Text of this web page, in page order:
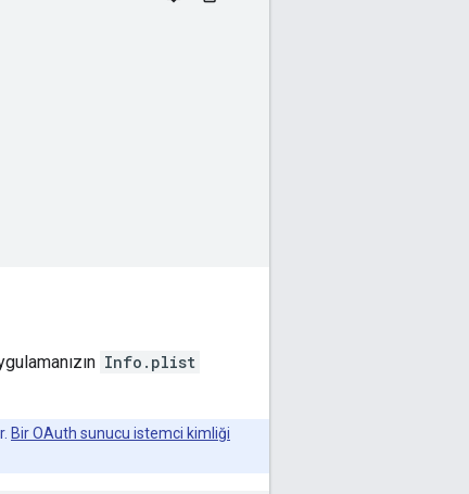
Info.plist
Bir OAuth sunucu istemci kimliği